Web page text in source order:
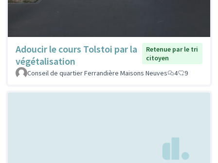
Adoucir le cours Tolstoi par la
végétalisation
Retenue par le tri
citoyen
Conseil de quartier Ferrandière Maisons Neuves
4 9